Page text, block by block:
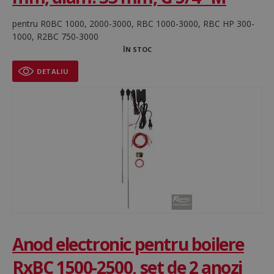
pentru R0BC 1000, 2000-3000, RBC 1000-3000, RBC HP 300-
1000, R2BC 750-3000
ÎN STOC
DETALIU
Anod electronic pentru boilere
RxBC 1500-2500, set de 2 anozi
Cookie-urile strict necesare permit
funcționalitatea principală a site-ului web, cum ar
fi autentificarea utilizatorului și gestionarea
contului. Site-ul web nu poate fi utilizat corect fără
cookie-uri strict necesare.
CookieScriptConsent
VISITOR_PRIVACY_METADATA
YouTube
.youtube.com
Google
Privacy Policy